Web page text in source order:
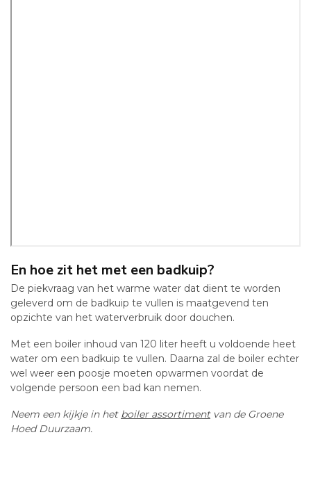
En hoe zit het met een badkuip?
De piekvraag van het warme water dat dient te worden
geleverd om de badkuip te vullen is maatgevend ten
opzichte van het waterverbruik door douchen.
Met een boiler inhoud van 120 liter heeft u voldoende heet
water om een badkuip te vullen. Daarna zal de boiler echter
wel weer een poosje moeten opwarmen voordat de
volgende persoon een bad kan nemen.
Neem een kijkje in het boiler assortimentvan de Groene
Hoed Duurzaam.